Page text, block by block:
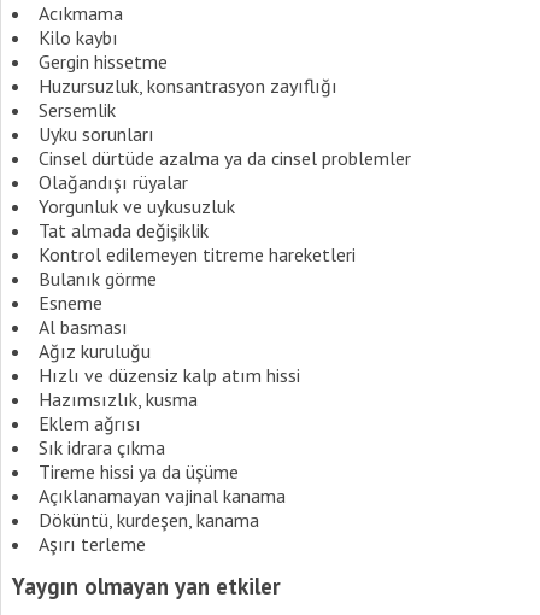
Acıkmama
Kilo kaybı
Gergin hissetme
Huzursuzluk, konsantrasyon zayıflığı
Sersemlik
Uyku sorunları
Cinsel dürtüde azalma ya da cinsel problemler
Olağandışı rüyalar
Yorgunluk ve uykusuzluk
Tat almada değişiklik
Kontrol edilemeyen titreme hareketleri
Bulanık görme
Esneme
Al basması
Ağız kuruluğu
Hızlı ve düzensiz kalp atım hissi
Hazımsızlık, kusma
Eklem ağrısı
Sık idrara çıkma
Tireme hissi ya da üşüme
Açıklanamayan vajinal kanama
Döküntü, kurdeşen, kanama
Aşırı terleme
Yaygın olmayan yan etkiler